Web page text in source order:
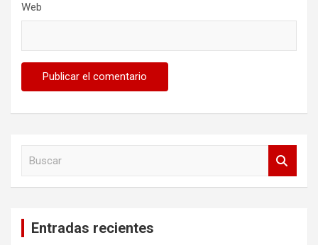
Web
Entradas recientes